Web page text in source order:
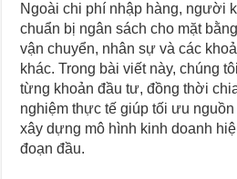
Ngoài chi phí nhập hàng, người
chuẩn bị ngân sách cho mặt
vận chuyển, nhân sự và các
khác. Trong bài viết này, chúng
từng khoản đầu tư, đồng thời
nghiệm thực tế giúp tối ưu
xây dựng mô hình kinh doanh
đoạn đầu.